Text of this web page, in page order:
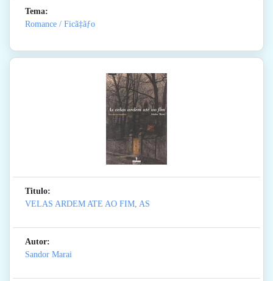
Tema:
Romance / Ficã‡ãƒo
Titulo:
VELAS ARDEM ATE AO FIM, AS
Autor:
Sandor Marai